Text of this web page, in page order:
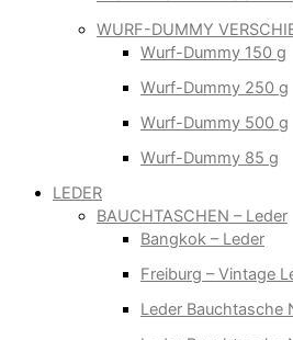
WURF-DUMMY
Wurf-Dummy 150 g
Wurf-Dummy 250 g
Wurf-Dummy 500 g
Wurf-Dummy 85 g
LEDER
BAUCHTASCHEN – Leder
Bangkok – Leder
Freiburg – Vintage
Leder Bauchtasche